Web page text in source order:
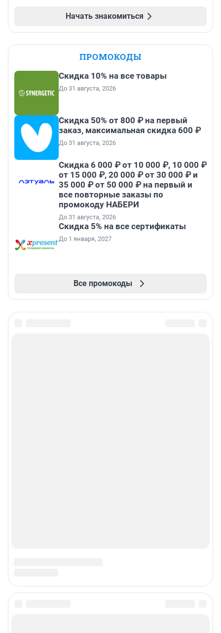
Начать знакомиться
ПРОМОКОДЫ
Скидка 10% на все товары
До 31 августа, 2026
Скидка 50% от 800 ₽ на первый
заказ, максимальная скидка 600 ₽
До 31 августа, 2026
Скидка 6 000 ₽ от 10 000 ₽, 10 000 ₽
от 15 000 ₽, 20 000 ₽ от 30 000 ₽ и
35 000 ₽ от 50 000 ₽ на первый и
все повторные заказы по
промокоду НАБЕРИ
До 31 августа, 2026
Скидка 5% на все сертификаты
До 1 января, 2027
Все промокоды